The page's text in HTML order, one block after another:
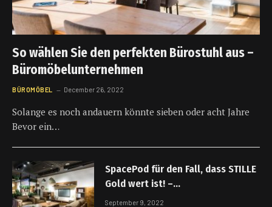
So wählen Sie den perfekten Bürostuhl aus –
Büromöbelunternehmen
BÜROMÖBEL December 26, 2022
Solange es noch andauern könnte sieben oder acht Jahre
Bevor ein…
SpacePod für den Fall, dass STILLE
Gold wert ist! –
Büromöbelunternehmen
September 9, 2022